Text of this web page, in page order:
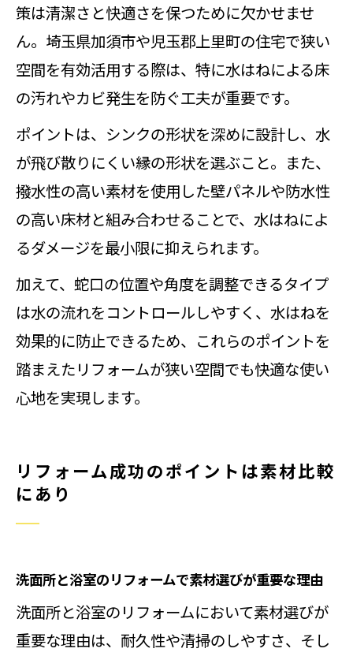
策は清潔さと快適さを保つために欠かせませ
ん。埼玉県加須市や児玉郡上里町の住宅で狭い
空間を有効活用する際は、特に水はねによる床
の汚れやカビ発生を防ぐ工夫が重要です。
ポイントは、シンクの形状を深めに設計し、水
が飛び散りにくい縁の形状を選ぶこと。また、
撥水性の高い素材を使用した壁パネルや防水性
の高い床材と組み合わせることで、水はねによ
るダメージを最小限に抑えられます。
加えて、蛇口の位置や角度を調整できるタイプ
は水の流れをコントロールしやすく、水はねを
効果的に防止できるため、これらのポイントを
踏まえたリフォームが狭い空間でも快適な使い
心地を実現します。
リフォーム成功のポイントは素材比較
にあり
洗面所と浴室のリフォームで素材選びが重要な理由
洗面所と浴室のリフォームにおいて素材選びが
重要な理由は、耐久性や清掃のしやすさ、そし